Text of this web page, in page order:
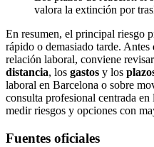
valora la extinción por
En resumen, el principal riesgo
rápido o demasiado tarde.
relación laboral, conviene
distancia, los gastos y los
laboral en Barcelona o sobre
consulta profesional centrada
medir riesgos y opciones con
Fuentes oficiales